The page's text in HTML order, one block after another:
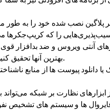
نصب شده خود را به طور
آنتی ویروس و ضد بدافزار قوی
بهترین آنها تحقیق کنید و از دانلود نرم افزارهای ناشناس خودداری کنید.
پیوست ها از منابع
ابزارهای نظارت بر شبکه
ها و سیستم های تشخیص